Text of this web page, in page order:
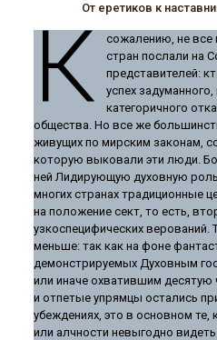
От еретиков к
К
сожалению, не все
стран послали на
представителей:
успех
категоричного
общества. Но все же
живущих по мирским законам,
которую выковали эти люди.
ней Лидирующую духовную
многих странах традиционные
на положение сект, то есть,
узкоспецифических верований.
меньше: так как на фоне
демонстрируемых Духовным
или иначе охватившим десятую
и отпетые упрямцы остались
убеждениях, это в основном те,
или алчности невыгодно